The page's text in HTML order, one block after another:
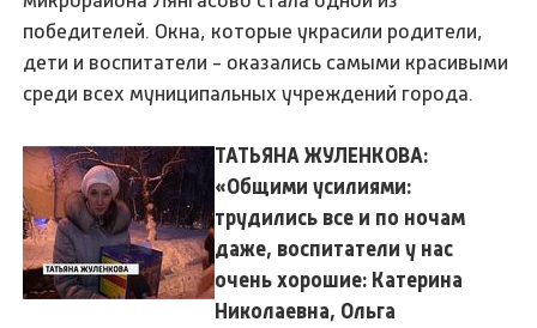
победителей. Окна, которые украсили родители,
дети и воспитатели - оказались самыми красивыми
среди всех муниципальных учреждений города.
ТАТЬЯНА ЖУЛЕНКОВА:
«Общими усилиями:
трудились все и по ночам
даже, воспитатели у нас
очень хорошие: Катерина
Николаевна, Ольга